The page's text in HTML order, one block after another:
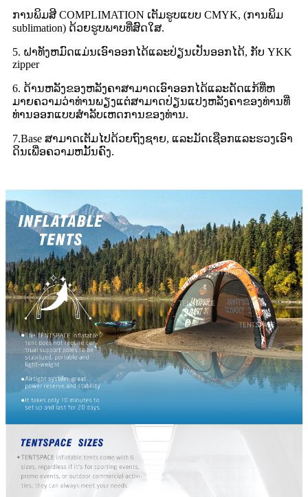
ການພິມສີ COMPLIMATION ເຕັມຮູບແບບ CMYK, (ການພິມ
sublimation) ດ້ວຍຮູບພາບທີ່ສົດໃສ.
5. ຝາທັງຫມົດແມ່ນເອົາອອກໄດ້ແລະປ່ຽນເປັນອອກໄດ້, ກັບ YKK
zipper
6. ດ້ານຫລັງຂອງຫລັງຄາສາມາດເອົາອອກໄດ້ແລະດັດແກ້ທີ່ຫ
ມາຍຄວາມວ່າທ່ານພຽງແຕ່ສາມາດປ່ຽນແປງຫລັງຄາຂອງທ່ານທີ່
ທ່ານອອກແບບສໍາລັບເຫດການຂອງທ່ານ.
7.Base ສາມາດເຕັມໄປດ້ວຍຖົງຊາຍ, ແລະມັດເຊືອກແລະຮວງເອົາ
ດິນເພື່ອຄວາມຫມັ້ນຄົງ.